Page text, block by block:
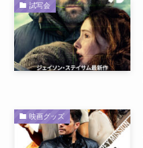
試写会
映画グッズ